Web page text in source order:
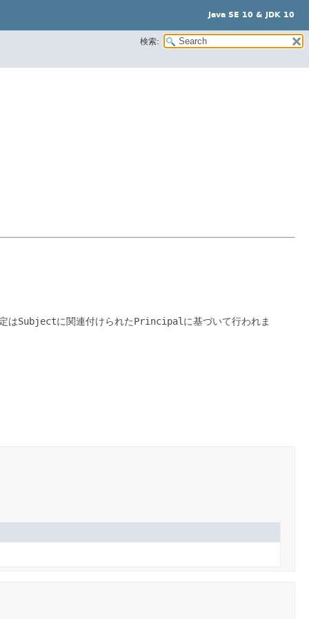
Java SE 10 & JDK 10
検索:
はSubjectに関連付けられたPrincipalに基づいて行われま